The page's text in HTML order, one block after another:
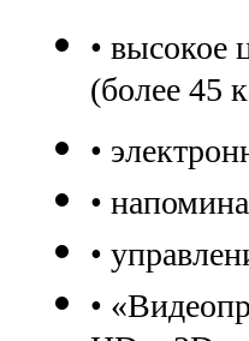
• высокое
(более 45
•
•
•
•